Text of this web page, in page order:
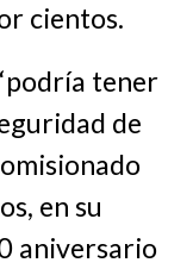
cientos.
tener
de
en su
aniversario